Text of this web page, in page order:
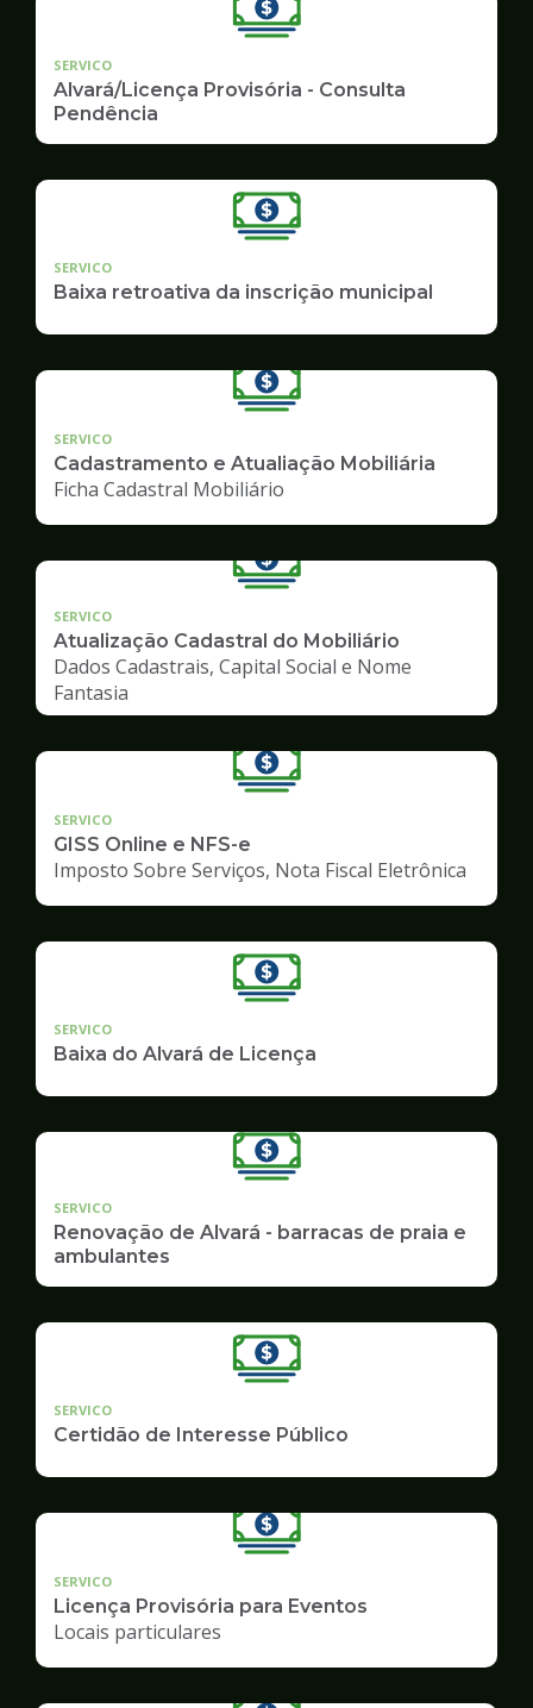
SERVICO
Alvará/Licença Provisória - Consulta
Pendência
SERVICO
Baixa retroativa da inscrição municipal
SERVICO
Cadastramento e Atualiação Mobiliária
Ficha Cadastral Mobiliário
SERVICO
Atualização Cadastral do Mobiliário
Dados Cadastrais, Capital Social e Nome
Fantasia
SERVICO
GISS Online e NFS-e
Imposto Sobre Serviços, Nota Fiscal Eletrônica
SERVICO
Baixa do Alvará de Licença
SERVICO
Renovação de Alvará - barracas de praia e
ambulantes
SERVICO
Certidão de Interesse Público
SERVICO
Licença Provisória para Eventos
Locais particulares